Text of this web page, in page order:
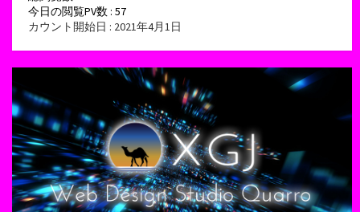
今日の閲覧PV数 : 57
カウント開始日 : 2021年4月1日